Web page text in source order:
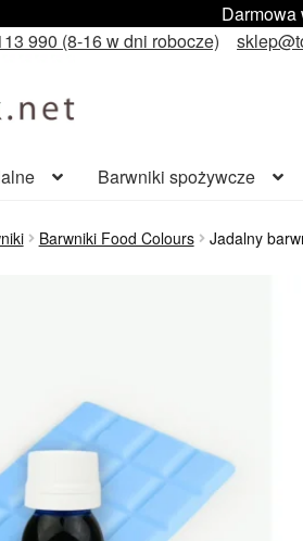
Darmowa
990 (8-16 w dni robocze)
Barwniki spożywcze
Barwniki Food Colours Jadalny